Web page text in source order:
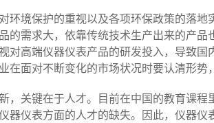
境保护的重视以及各项环保政策的落地
的需求大，依靠传统技术生产出来的产
对高端仪器仪表产品的研发投入，导致
在面对不断变化的市场状况时要认清形
关键在于人才。目前在中国的教育课程
器仪表方面的人才的缺失。因此，仪器